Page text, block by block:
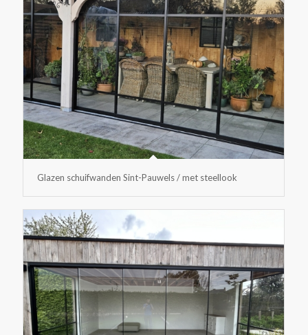
Glazen schuifwanden Sint-Pauwels / met steellook